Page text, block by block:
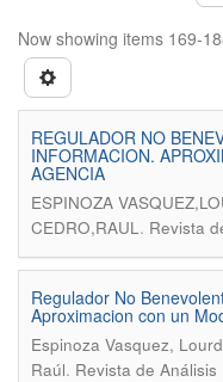
Now showing items 169-
REGULADOR NO
INFORMACION.
AGENCIA
ESPINOZA
CEDRO,RAUL. Revista
Regulador No
Aproximacion con un
Espinoza Vasquez,
Raúl. Revista de